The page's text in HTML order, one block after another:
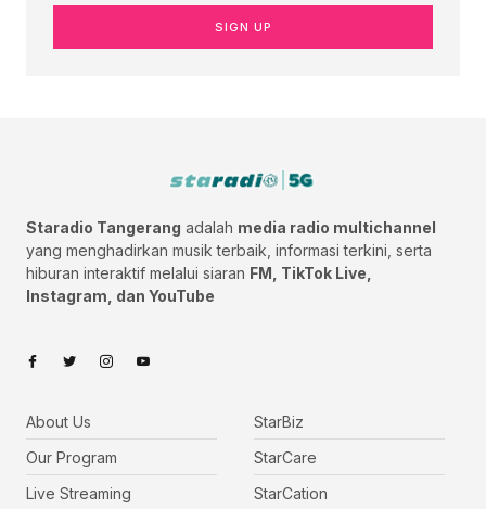
SIGN UP
Staradio Tangerang adalah media radio multichannel
yang menghadirkan musik terbaik, informasi terkini, serta
hiburan interaktif melalui siaran FM, TikTok Live,
Instagram, dan YouTube
About Us
Our Program
Live Streaming
StarBiz
StarCare
StarCation